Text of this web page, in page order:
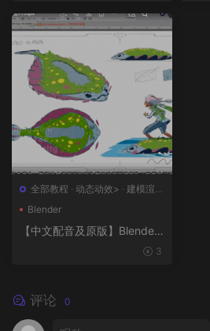
全部教程 · 动态动效> · 建模渲染
>
概念设计>
Blender
【中文配音及原版】Blender
3
评论 0